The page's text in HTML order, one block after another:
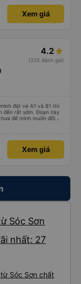
Xem giá
4.2
(225 đánh giá)
đặt vé A1 và B1 thì
đến rất sớm. Đoạn này
để mình muốn đổi
hãng này đi rất thích,
Xem giá
Sóc Sơn
nhất: 27
Sóc Sơn chất